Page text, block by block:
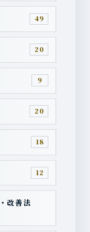
49
20
9
20
18
12
改善法